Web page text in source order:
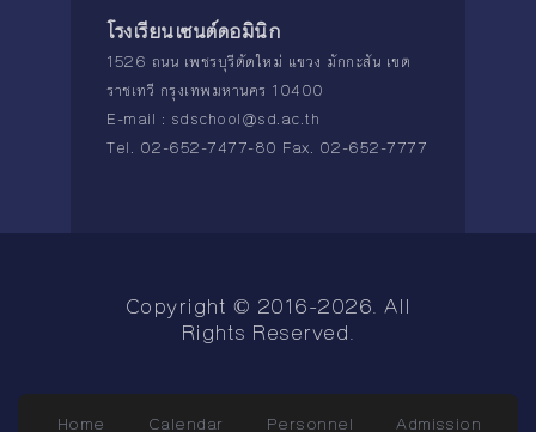
โรงเรียนเซนต์ดอมินิก
1526 ถนน เพชรบุรีตัดใหม่ แขวง มักกะสัน เขต
ราชเทวี กรุงเทพมหานคร 10400
E-mail : sdschool@sd.ac.th
Tel. 02-652-7477-80 Fax. 02-652-7777
Copyright © 2016-2026. All
Rights Reserved.
Home Calendar Personnel Admission